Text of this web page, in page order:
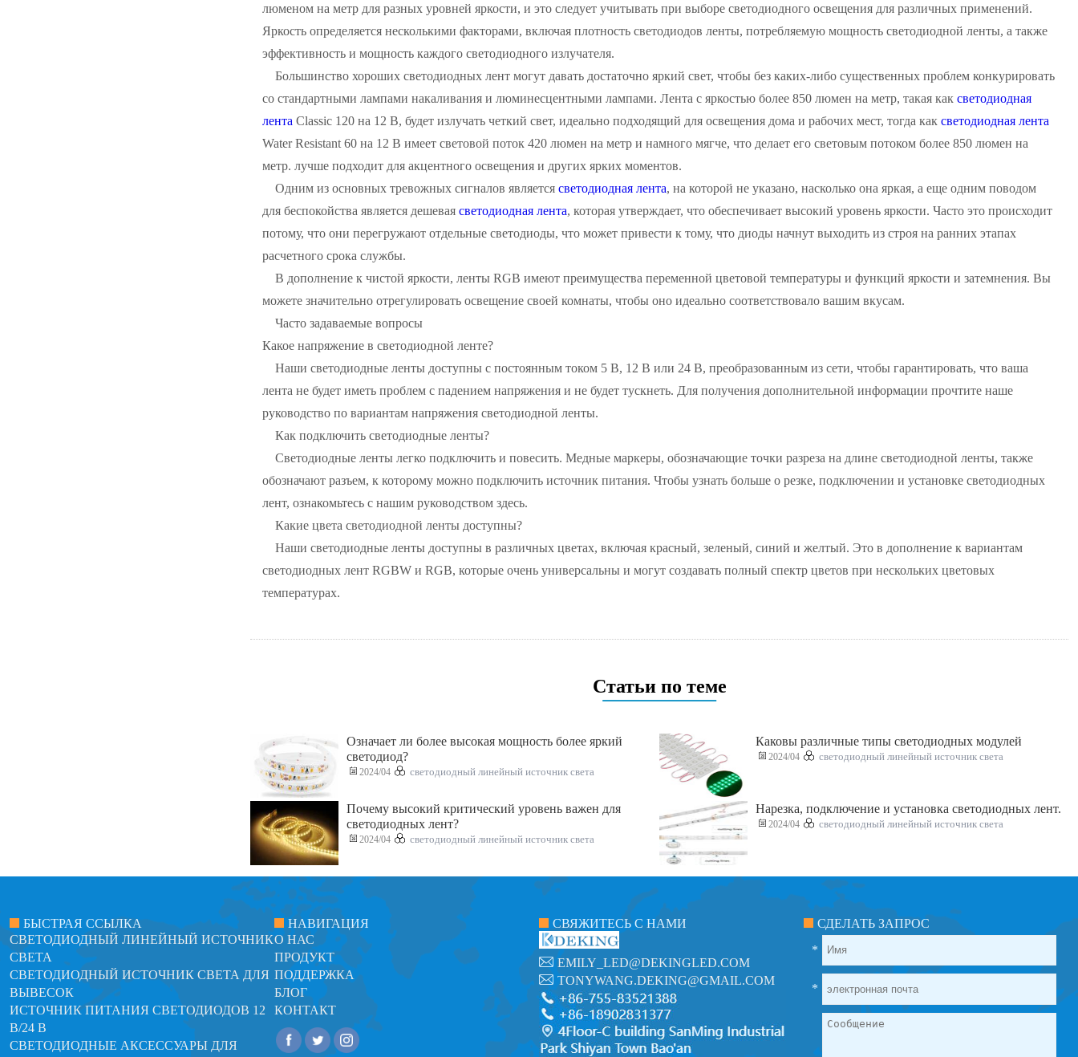
люменом на метр для разных уровней яркости, и это следует учитывать при выборе светодиодного освещения для различных применений.
Яркость определяется несколькими факторами, включая плотность светодиодов ленты, потребляемую мощность светодиодной ленты, а также
эффективность и мощность каждого светодиодного излучателя.
Большинство хороших светодиодных лент могут давать достаточно яркий свет, чтобы без каких-либо существенных проблем конкурировать
со стандартными лампами накаливания и люминесцентными лампами. Лента с яркостью более 850 люмен на метр, такая как светодиодная
лента Classic 120 на 12 В, будет излучать четкий свет, идеально подходящий для освещения дома и рабочих мест, тогда как светодиодная лента
Water Resistant 60 на 12 В имеет световой поток 420 люмен на метр и намного мягче, что делает его световым потоком более 850 люмен на
метр. лучше подходит для акцентного освещения и других ярких моментов.
Одним из основных тревожных сигналов является светодиодная лента, на которой не указано, насколько она яркая, а еще одним поводом
для беспокойства является дешевая светодиодная лента, которая утверждает, что обеспечивает высокий уровень яркости. Часто это происходит
потому, что они перегружают отдельные светодиоды, что может привести к тому, что диоды начнут выходить из строя на ранних этапах
расчетного срока службы.
В дополнение к чистой яркости, ленты RGB имеют преимущества переменной цветовой температуры и функций яркости и затемнения. Вы
можете значительно отрегулировать освещение своей комнаты, чтобы оно идеально соответствовало вашим вкусам.
Часто задаваемые вопросы
Какое напряжение в светодиодной ленте?
Наши светодиодные ленты доступны с постоянным током 5 В, 12 В или 24 В, преобразованным из сети, чтобы гарантировать, что ваша
лента не будет иметь проблем с падением напряжения и не будет тускнеть. Для получения дополнительной информации прочтите наше
руководство по вариантам напряжения светодиодной ленты.
Как подключить светодиодные ленты?
Светодиодные ленты легко подключить и повесить. Медные маркеры, обозначающие точки разреза на длине светодиодной ленты, также
обозначают разъем, к которому можно подключить источник питания. Чтобы узнать больше о резке, подключении и установке светодиодных
лент, ознакомьтесь с нашим руководством здесь.
Какие цвета светодиодной ленты доступны?
Наши светодиодные ленты доступны в различных цветах, включая красный, зеленый, синий и желтый. Это в дополнение к вариантам
светодиодных лент RGBW и RGB, которые очень универсальны и могут создавать полный спектр цветов при нескольких цветовых
температурах.
Статьи по теме
Означает ли более высокая мощность более яркий
светодиод?
2024/04 светодиодный линейный источник света
Каковы различные типы светодиодных модулей
2024/04 светодиодный линейный источник света
Почему высокий критический уровень важен для
светодиодных лент?
2024/04 светодиодный линейный источник света
Нарезка, подключение и установка светодиодных лент.
2024/04 светодиодный линейный источник света
БЫСТРАЯ ССЫЛКА
СВЕТОДИОДНЫЙ ЛИНЕЙНЫЙ ИСТОЧНИК
СВЕТА
СВЕТОДИОДНЫЙ ИСТОЧНИК СВЕТА ДЛЯ
ВЫВЕСОК
ИСТОЧНИК ПИТАНИЯ СВЕТОДИОДОВ 12
В/24 В
СВЕТОДИОДНЫЕ АКСЕССУАРЫ ДЛЯ
НАВИГАЦИЯ
О НАС
ПРОДУКТ
ПОДДЕРЖКА
БЛОГ
КОНТАКТ
СВЯЖИТЕСЬ С НАМИ
EMILY_LED@DEKINGLED.COM
TONYWANG.DEKING@GMAIL.COM
СДЕЛАТЬ ЗАПРОС
*
*